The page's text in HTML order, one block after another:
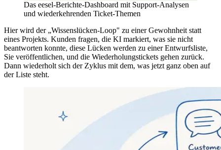
Das eesel-Berichte-Dashboard mit Support-Analysen
und wiederkehrenden Ticket-Themen
Hier wird der „Wissenslücken-Loop" zu einer Gewohnheit statt
eines Projekts. Kunden fragen, die KI markiert, was sie nicht
beantworten konnte, diese Lücken werden zu einer Entwurfsliste,
Sie veröffentlichen, und die Wiederholungstickets gehen zurück.
Dann wiederholt sich der Zyklus mit dem, was jetzt ganz oben auf
der Liste steht.